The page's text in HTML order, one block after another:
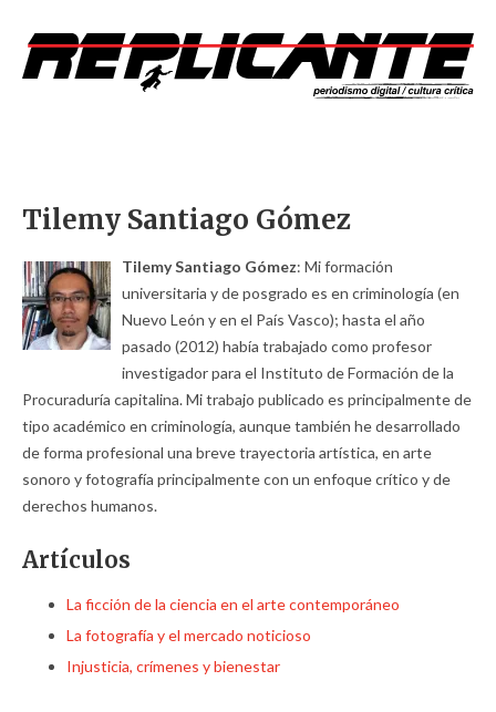
Tilemy Santiago Gómez
Tilemy Santiago Gómez: Mi formación
universitaria y de posgrado es en criminología (en
Nuevo León y en el País Vasco); hasta el año
pasado (2012) había trabajado como profesor
investigador para el Instituto de Formación de la
Procuraduría capitalina. Mi trabajo publicado es principalmente de
tipo académico en criminología, aunque también he desarrollado
de forma profesional una breve trayectoria artística, en arte
sonoro y fotografía principalmente con un enfoque crítico y de
derechos humanos.
Artículos
La ficción de la ciencia en el arte contemporáneo
La fotografía y el mercado noticioso
Injusticia, crímenes y bienestar